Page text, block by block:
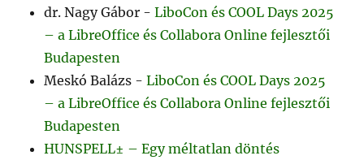
dr. Nagy Gábor -LiboCon és COOL Days 2025
– a LibreOffice és Collabora Online fejlesztői
Budapesten
Meskó Balázs -LiboCon és COOL Days 2025
– a LibreOffice és Collabora Online fejlesztői
Budapesten
HUNSPELL± – Egy méltatlan döntés